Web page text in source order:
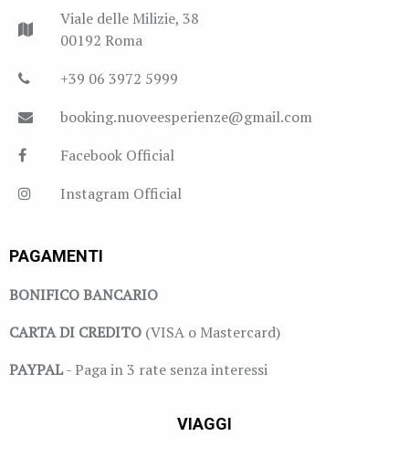
Viale delle Milizie, 38
00192 Roma
+39 06 3972 5999
booking.nuoveesperienze@gmail.com
Facebook Official
Instagram Official
PAGAMENTI
BONIFICO BANCARIO
CARTA DI CREDITO (VISA o Mastercard)
PAYPAL- Paga in 3 rate senza interessi
VIAGGI